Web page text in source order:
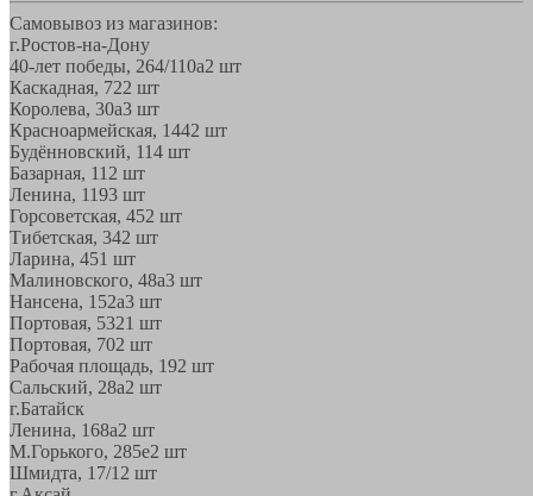
Самовывоз из магазинов:
г.Ростов-на-Дону
40-лет победы, 264/110а2 шт
Каскадная, 722 шт
Королева, 30а3 шт
Красноармейская, 1442 шт
Будённовский, 114 шт
Базарная, 11 2 шт
Ленина, 1193 шт
Горсоветская, 452 шт
Тибетская, 342 шт
Ларина, 451 шт
Малиновского, 48а3 шт
Нансена, 152а3 шт
Портовая, 5321 шт
Портовая, 702 шт
Рабочая площадь, 192 шт
Сальский, 28a2 шт
г.Батайск
Ленина, 168а2 шт
М.Горького, 285е2 шт
Шмидта, 17/1 2 шт